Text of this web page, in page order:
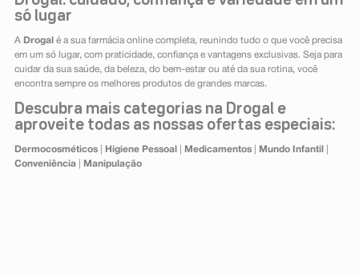
só lugar
A Drogal é a sua farmácia online completa, reunindo tudo o que você precisa
em um só lugar, com praticidade, confiança e vantagens exclusivas. Seja para
cuidar da sua saúde, da beleza, do bem-estar ou até da sua rotina, você
encontra sempre os melhores produtos de grandes marcas.
Descubra mais categorias na Drogal e
aproveite todas as nossas ofertas especiais:
Dermocosméticos| Higiene Pessoal Medicamentos| Mundo Infantil
Conveniência| Manipulação